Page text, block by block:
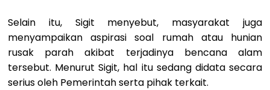
Selain itu, Sigit menyebut, masyarakat juga
menyampaikan aspirasi soal rumah atau hunian
rusak parah akibat terjadinya bencana alam
tersebut. Menurut Sigit, hal itu sedang didata secara
serius oleh Pemerintah serta pihak terkait.